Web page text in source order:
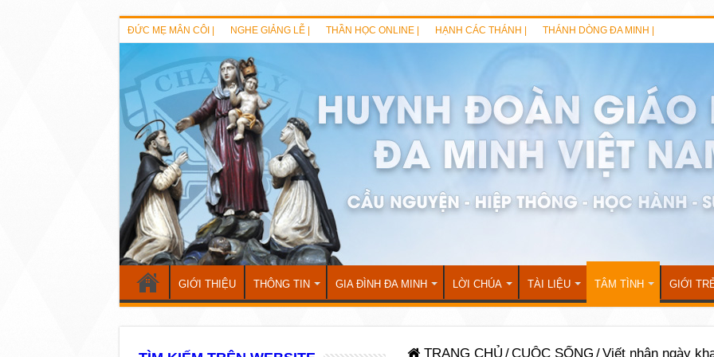
ĐỨC MẸ MÂN CÔI | NGHE GIẢNG LỄ | THẦN HỌC ONLINE | HẠNH CÁC THÁNH | THÁNH DÒNG ĐA MINH |
GIỚI THIỆU THÔNG TIN GIA ĐÌNH ĐA MINH LỜI CHÚA TÀI LIỆU TÂM TÌNH GIỚI
TRANG CHỦ /CUỘC SỐNG /Viết nhân ngày